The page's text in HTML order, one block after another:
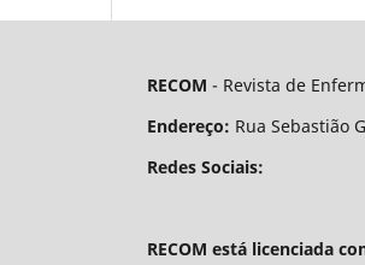
RECOM - Revista de
Endereço: Rua Sebastião
Redes Sociais:
RECOM está licenciada